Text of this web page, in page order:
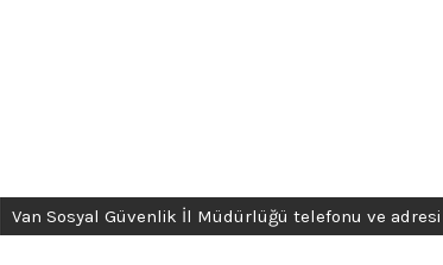
Van Sosyal Güvenlik İl Müdürlüğü telefonu ve adresi